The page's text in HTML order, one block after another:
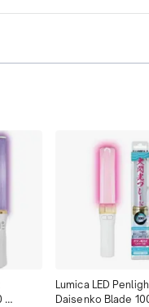
Lumica LED
Daisenko Blade